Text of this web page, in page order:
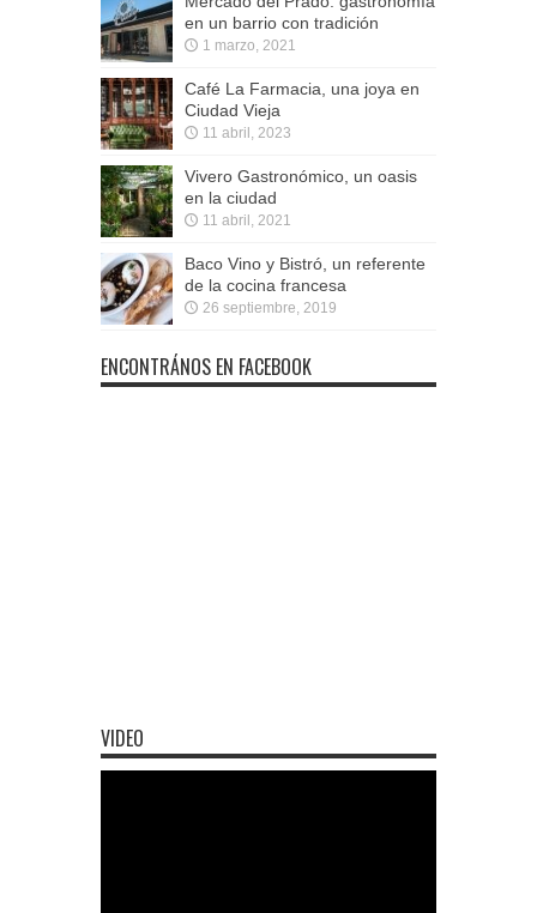
en un barrio con tradición
1 marzo, 2021
Café La Farmacia, una joya en
Ciudad Vieja
11 abril, 2023
Vivero Gastronómico, un oasis
en la ciudad
11 abril, 2021
Baco Vino y Bistró, un referente
de la cocina francesa
26 septiembre, 2019
ENCONTRÁNOS EN FACEBOOK
VIDEO